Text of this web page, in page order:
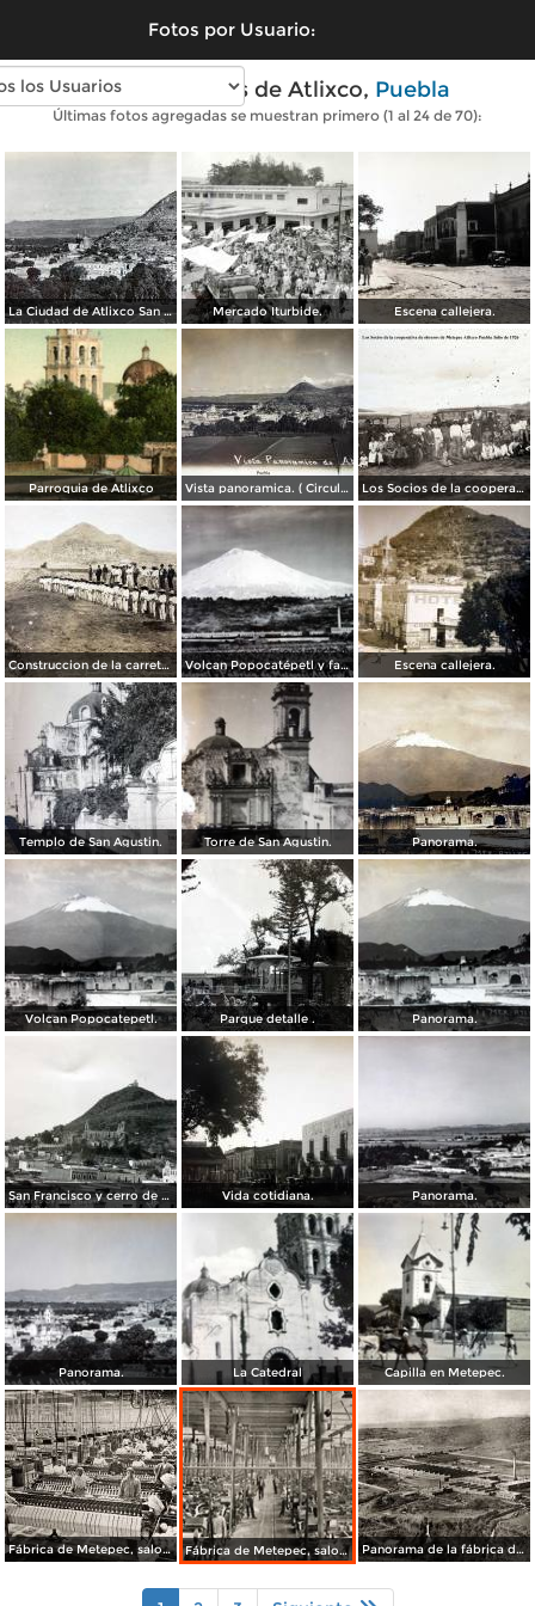
Fotos por Usuario:
Fotos antiguas de Atlixco, Puebla
Últimas fotos agregadas se muestran primero (1 al 24 de 70):
La Ciudad de Atlixco San Miguel. Mercado Iturbide. Escena callejera.
Parroquia de Atlixco Vista panoramica. ( Circulada el 24 de Mayo de 1908 ). Los Socios de la cooperativa de obreros de Metepec Atlixco Puebla Julio de 1926
Construccion de la carretera Atlixco San Martin,. Volcan Popocatépetl y fabrica de Metepec. Escena callejera.
Templo de San Agustin. Torre de San Agustin. Panorama.
Volcan Popocatepetl. Parque detalle . Panorama.
San Francisco y cerro de San Miguel. Vida cotidiana. Panorama.
Panorama. La Catedral Capilla en Metepec.
Fábrica de Metepec, salon de devanadoras Fábrica de Metepec, salon de telares Panorama de la fábrica de Metepec